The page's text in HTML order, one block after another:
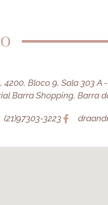
4200, Bloco 9, Sala 303 A
Barra Shopping, Barra
(21)97303-3223